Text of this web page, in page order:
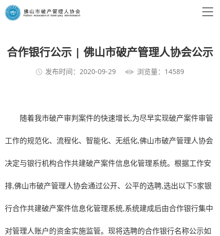
合作银行公示 | 佛山市破产管理人协会公示
发布时间：2020-09-29 浏览量：14589
随着我市破产审判案件的快速增长,为尽早实现破产案件审管
工作的规范化、流程化、智能化、无纸化,佛山市破产管理人协会
决定与银行机构合作共建破产案件信息化管理系统。根据工作安
排,佛山市破产管理人协会通过公开、公平的选聘,选出以下5家银
行合作共建破产案件信息化管理系统,系统建成后由合作银行集中
对管理人账户的资金实施监管。现将选聘的合作银行名称公示如